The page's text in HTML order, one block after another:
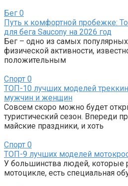
Бег 0
Путь к комфортной пробежке:
для бега Saucony на 2026 год
Бег – одно из самых
физической активности,
положительным
Спорт 0
ТОП-10 лучших моделей
мужчин и женщин
Совсем скоро можно будет
туристический сезон. Впереди
майские праздники, и хоть
Спорт 0
ТОП-9 лучших моделей
У большинства людей, которые
мотоцикле, есть специальная